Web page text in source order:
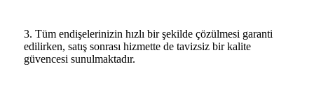
3. Tüm endişelerinizin hızlı bir şekilde çözülmesi garanti
edilirken, satış sonrası hizmette de tavizsiz bir kalite
güvencesi sunulmaktadır.